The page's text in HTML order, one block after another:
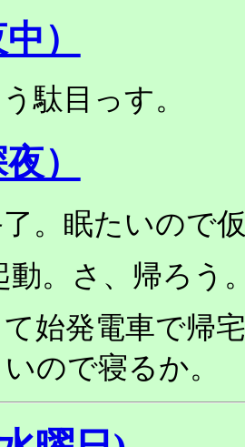
）
駄目っす。
）
。眠たいので
動。さ、帰ろう
始発電車で帰
ので寝るか。